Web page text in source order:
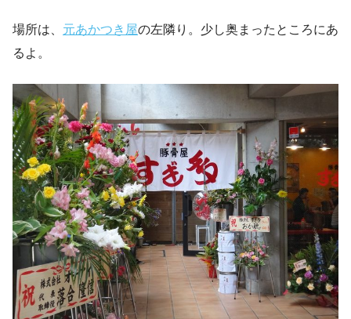
場所は、 元あかつき屋の左隣り。少し奥まったところにあ
るよ。